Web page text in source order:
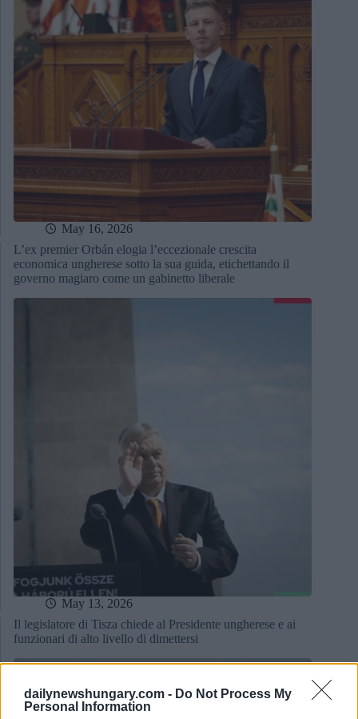
dailynewshungary.com - Do Not Process My
Personal Information
May 16, 2026
L’ex premier Orbán elogia l’eccezionale crescita
economica ungherese sotto la sua guida, etichettando il
governo magiaro come un gabinetto liberale
May 13, 2026
Il legislatore di Tisza chiede al Presidente ungherese e ai
funzionari di alto livello di dimettersi